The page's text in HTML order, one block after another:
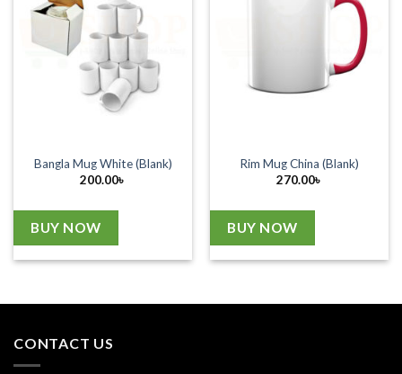
Bangla Mug White (Blank)
200.00৳
BUY NOW
Rim Mug China (Blank)
270.00৳
BUY NOW
CONTACT US